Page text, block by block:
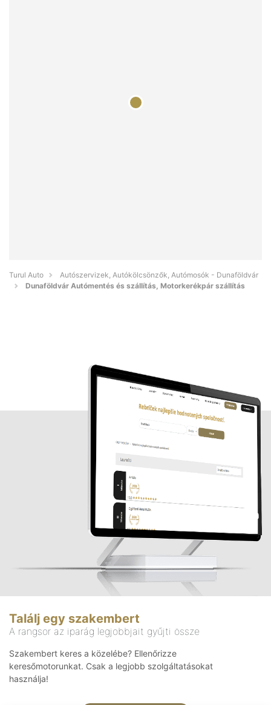
Turul Auto
Autószervizek, Autókölcsönzők, Autómosók - Dunaföldvár
Dunaföldvár Autómentés és szállítás, Motorkerékpár szállítás
Találj egy szakembert
A rangsor az iparág legjobbjait gyűjti össze
Szakembert keres a közelébe? Ellenőrizze
keresőmotorunkat. Csak a legjobb szolgáltatásokat
használja!